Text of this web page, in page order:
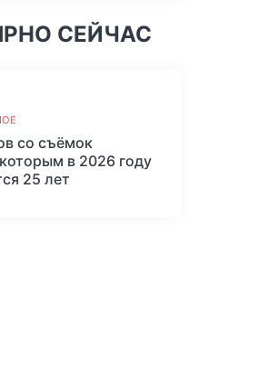
СЕЙЧАС
со съёмок
в 2026 году
25 лет